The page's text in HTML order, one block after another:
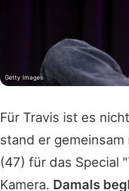
Für Travis ist es
stand er
(47) für das Special
Kamera. Damals
Getty Images